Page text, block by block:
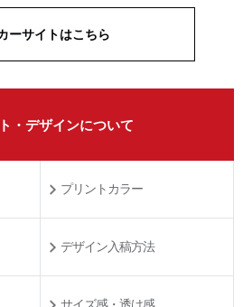
ーサイトはこちら
・デザインについて
プリントカラー
デザイン入稿方法